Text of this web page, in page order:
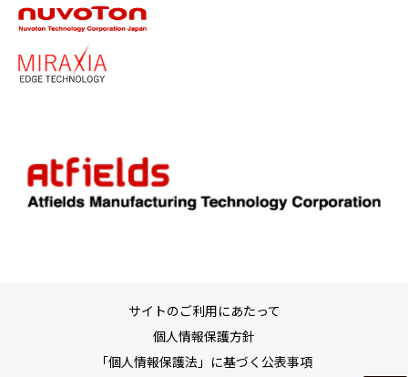
サイトのご利用にあたって
個人情報保護方針
「個人情報保護法」に基づく公表事項